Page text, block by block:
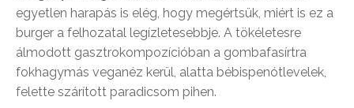
egyetlen harapás is elég, hogy megértsük, miért is ez a
burger a felhozatal legízletesebbje. A tökéletesre
álmodott gasztrokompozícióban a gombafasírtra
fokhagymás veganéz kerül, alatta bébispenótlevelek,
felette szárított paradicsom pihen.